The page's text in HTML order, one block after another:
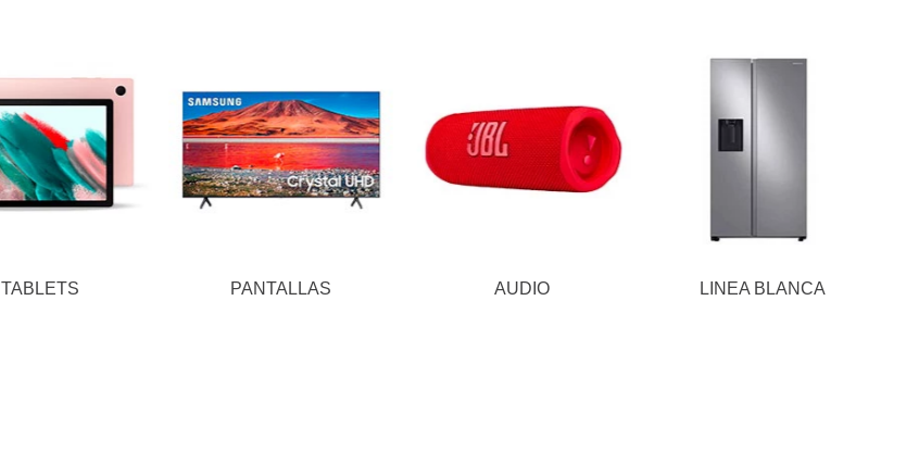
TABLETS PANTALLAS AUDIO LINEA BLANCA